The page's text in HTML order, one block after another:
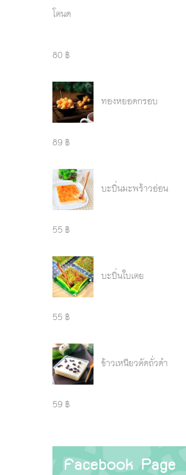
โตนด
80 ฿
ทองหยอดกรอบ
89 ฿
บะบิ่นมะพร้าวอ่อน
55 ฿
บะบิ่นใบเตย
55 ฿
ข้าวเหนียวตัดถั่วดำ
59 ฿
Facebook Page